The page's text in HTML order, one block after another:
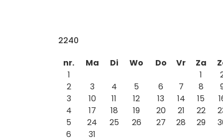
2240
nr.
Ma Di Wo Do Vr Za
1
1
2
3 4 5 6 7 8
3
10 11 12 13 14 15
4
17 18 19 20 21 22
5
24 25 26 27 28 29
6
31